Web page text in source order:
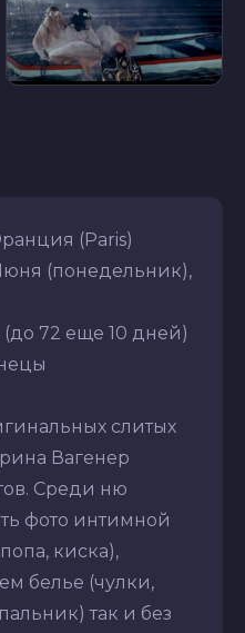
(Paris)
(понедельник),
(до 72 еще 10 дней)
слитых
Вагенер
Среди ню
фото интимной
киска),
белье (чулки,
так и без